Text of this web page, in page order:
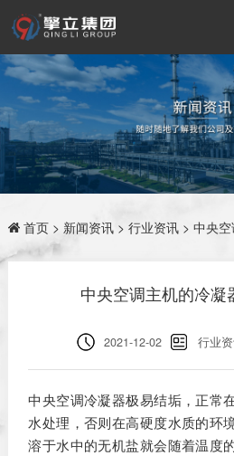
首页> 新闻资讯> 行业资讯> 中央空
中央空调主机的冷凝
2021-12-02 行业
中央空调冷凝器极易结垢，正常
水处理，否则在高硬度水质的环
溶于水中的无机盐就会随着温度